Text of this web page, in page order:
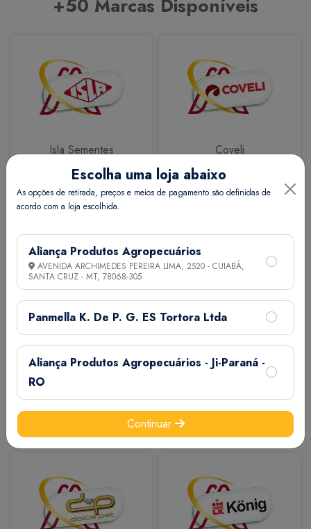
+50 Marcas Disponíveis
Isla Sementes Coveli
Calbos M7
Escolha uma loja abaixo
As opções de retirada, preços e meios de pagamento são definidas de
acordo com a loja escolhida.
Aliança Produtos Agropecuários
AVENIDA ARCHIMEDES PEREIRA LIMA, 2520 - CUIABÁ,
SANTA CRUZ - MT, 78068-305
Panmella K. De P. G. ES Tortora Ltda
Aliança Produtos Agropecuários - Ji-Paraná -
RO
Continuar